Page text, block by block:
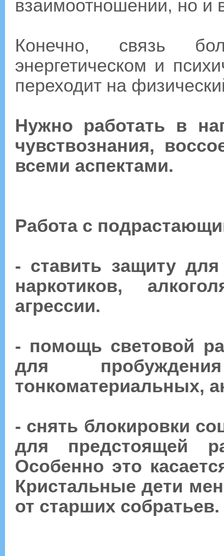
взаимоотношении, но и
Конечно, связь
энергетическом и
переходит на
Нужно работать в
чувствознания,
всеми аспектами.
Работа с
- ставить защиту
наркотиков,
агрессии.
- помощь световой
для
тонкоматериальных,
- снять блокировки
для предстоящей
Особенно это
Кристальные дети
от старших собратьев.